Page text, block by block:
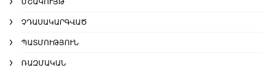
ՉԴԱՍԱԿԱՐԳՎԱԾ
ՊԱՏՄՈՒԹՅՈՒՆ
ՌԱԶՄԱԿԱՆ